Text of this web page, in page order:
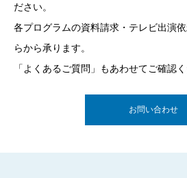
ださい。
各プログラムの資料請求・テレビ出演
らから承ります。
「よくあるご質問」もあわせてご確認く
お問い合わせ